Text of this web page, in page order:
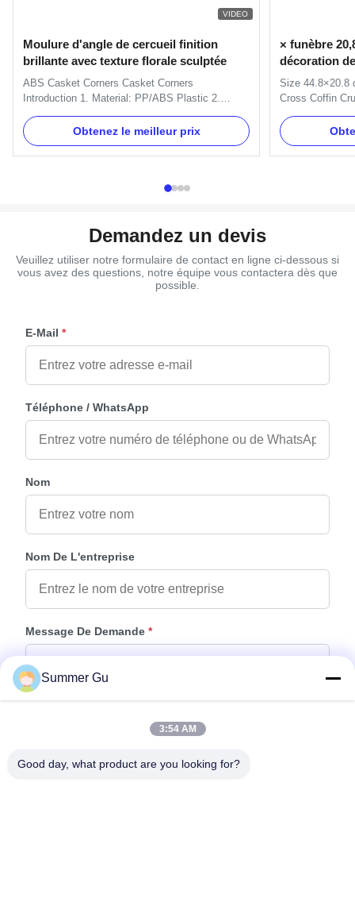
VIDEO
Moulure d'angle de cercueil finition
brillante avec texture florale sculptée
ABS Casket Corners​ Casket Corners​
Introduction 1. Material: PP/ABS Plastic 2.
Packing: Each PC in a polybag, then in carton.
4. More models are available. 5. ISO certificate
and OEM service available. Casket Corners
Obtenez le meilleur prix
× funèbre
décoration
cercueil
Size 44.8×20.8
Cross Coffin
44.8×20.8cm.
decorating.
Plastic(PP)
Demandez un devis
Veuillez utiliser notre formulaire de contact en ligne ci-dessous si
vous avez des questions, notre équipe vous contactera dès que
possible.
E-Mail *
Téléphone / WhatsApp
Nom
Nom De L'entreprise
Message De Demande *
Joindre Des Fichiers
Summer Gu
3:54 AM
Good day, what product are you looking for?